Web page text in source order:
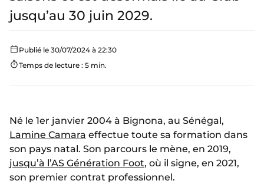
jusqu’au 30 juin 2029.
Publié le 30/07/2024 à 22:30
Temps de lecture : 5 min.
Né le 1er janvier 2004 à Bignona, au Sénégal,
Lamine Camara effectue toute sa formation dans
son pays natal. Son parcours le mène, en 2019,
jusqu’à l’AS Génération Foot, où il signe, en 2021,
son premier contrat professionnel.